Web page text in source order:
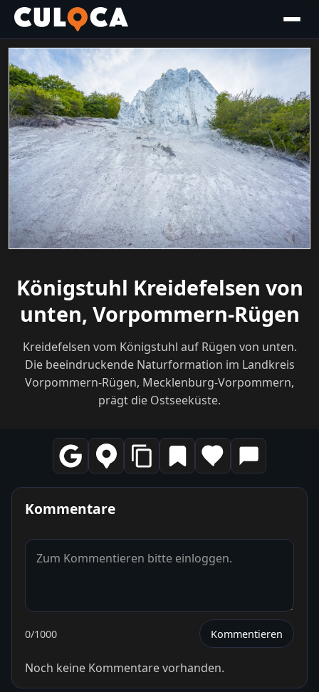
Königstuhl Kreidefelsen von
unten, Vorpommern-Rügen
Kreidefelsen vom Königstuhl auf Rügen von unten.
Die beeindruckende Naturformation im Landkreis
Vorpommern-Rügen, Mecklenburg-Vorpommern,
prägt die Ostseeküste.
Kommentare
0/1000 Kommentieren
Noch keine Kommentare vorhanden.